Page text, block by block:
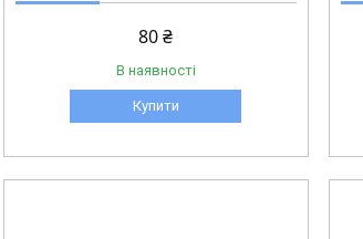
80 ₴
В наявності
Купити